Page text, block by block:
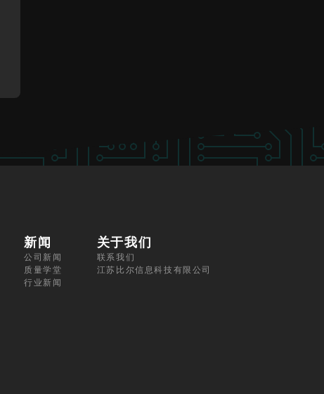
新闻
公司新闻
质量学堂
行业新闻
关于我们
联系我们
江苏比尔信息科技有限公司